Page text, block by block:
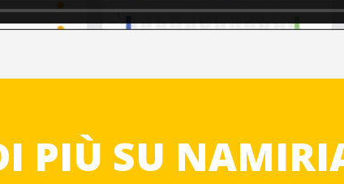
PIÙ SU